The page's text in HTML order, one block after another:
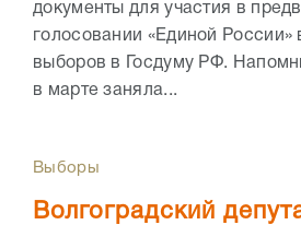
документы для участия в
голосовании «Единой России»
выборов в Госдуму РФ.
в марте заняла...
Выборы
Волгоградский